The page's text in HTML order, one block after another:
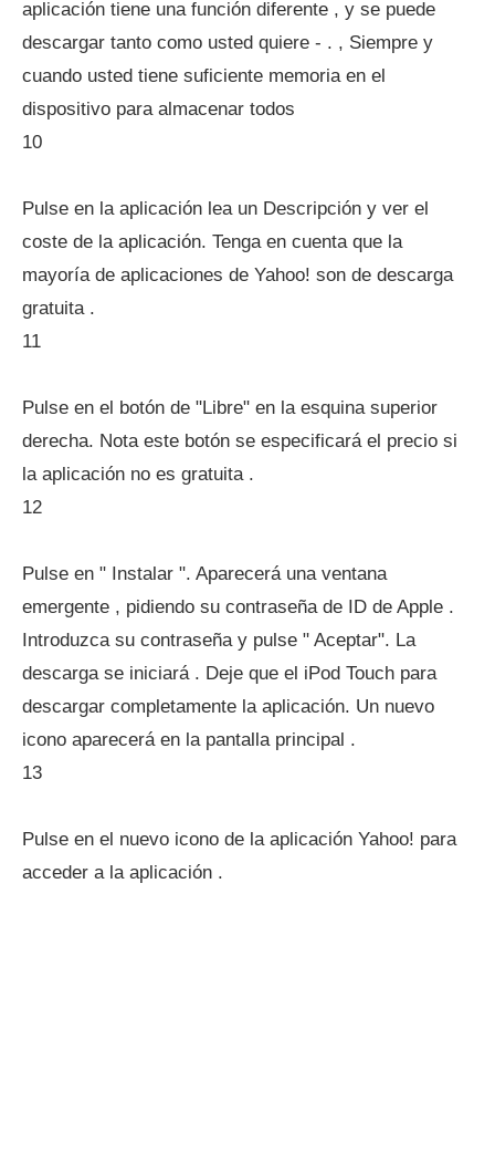
aplicación tiene una función diferente , y se puede
descargar tanto como usted quiere - . , Siempre y
cuando usted tiene suficiente memoria en el
dispositivo para almacenar todos
10
Pulse en la aplicación lea un Descripción y ver el
coste de la aplicación. Tenga en cuenta que la
mayoría de aplicaciones de Yahoo! son de descarga
gratuita .
11
Pulse en el botón de "Libre" en la esquina superior
derecha. Nota este botón se especificará el precio si
la aplicación no es gratuita .
12
Pulse en " Instalar ". Aparecerá una ventana
emergente , pidiendo su contraseña de ID de Apple .
Introduzca su contraseña y pulse " Aceptar". La
descarga se iniciará . Deje que el iPod Touch para
descargar completamente la aplicación. Un nuevo
icono aparecerá en la pantalla principal .
13
Pulse en el nuevo icono de la aplicación Yahoo! para
acceder a la aplicación .